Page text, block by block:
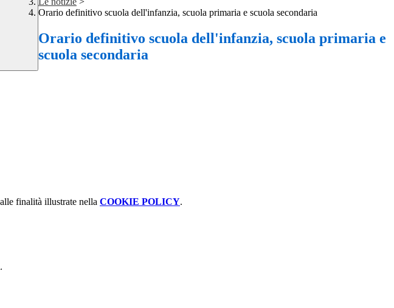
Orario definitivo scuola dell'infanzia, scuola primaria e scuola secondaria
Orario definitivo scuola dell'infanzia, scuola primaria e
scuola secondaria
finalità illustrate nella COOKIE POLICY.